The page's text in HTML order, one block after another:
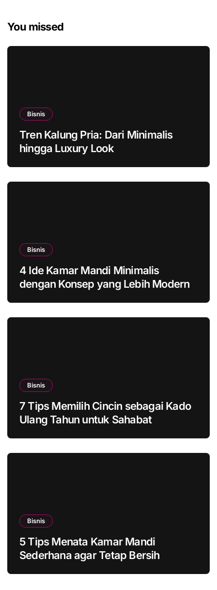
You missed
Bisnis
Tren Kalung Pria: Dari Minimalis
hingga Luxury Look
Bisnis
4 Ide Kamar Mandi Minimalis
dengan Konsep yang Lebih Modern
Bisnis
7 Tips Memilih Cincin sebagai Kado
Ulang Tahun untuk Sahabat
Bisnis
5 Tips Menata Kamar Mandi
Sederhana agar Tetap Bersih